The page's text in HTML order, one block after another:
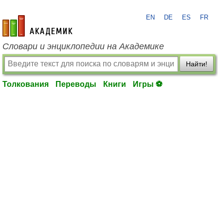
academic.ru
EN DE ES FR
Словари и энциклопедии на Академике
Найти!
Толкования Переводы Книги Игры ⚽